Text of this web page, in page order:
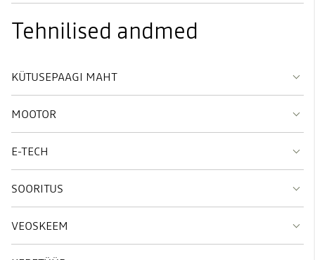
Tehnilised andmed
KÜTUSEPAAGI MAHT
MOOTOR
E-TECH
SOORITUS
VEOSKEEM